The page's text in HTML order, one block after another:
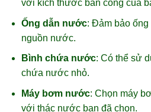
với kích thước ban công của
Ống dẫn nước: Đảm bảo ống
nguồn nước.
Bình chứa nước: Có thể sử
chứa nước nhỏ.
Máy bơm nước: Chọn máy
với thác nước bạn đã chọn.